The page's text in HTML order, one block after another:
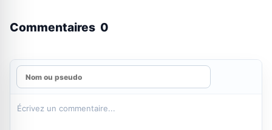
Commentaires 0